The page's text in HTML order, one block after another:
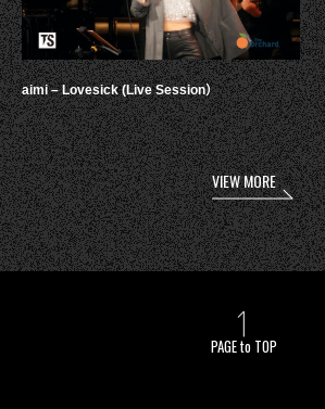
aimi – Lovesick (Live Session）
VIEW MORE
PAGE to TOP